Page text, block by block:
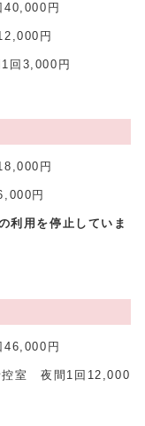
円
円
回3,000円
円
円
利用を停止していま
円
室 夜間1回12,000